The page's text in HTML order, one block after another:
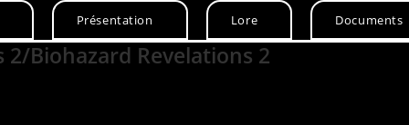
Présentation Lore Documents
Biohazard Revelations 2